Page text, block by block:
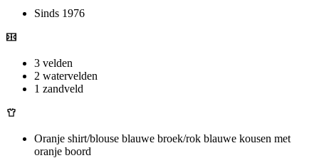
Sinds 1976
3 velden
2 watervelden
1 zandveld
Oranje shirt/blouse blauwe broek/rok blauwe kousen met
oranje boord